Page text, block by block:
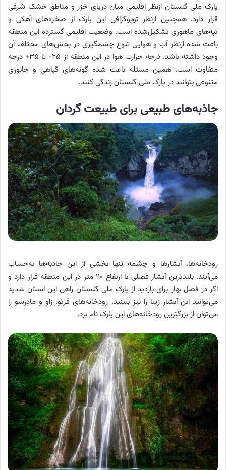
پارک ملی گلستان ازنظر اقلیمی میان دریای خزر و مناطق خشک شرقی
قرار دارد. همچنین ازنظر توپوگرافی این پارک از صخره‌های آهکی و
تپه‌های ماهوری تشکیل‌شده است. وضعیت اقلیمی گسترده این منطقه
باعث شده ازنظر آب و هوایی تنوع چشمگیری در بخش‌های مختلف آن
وجود داشته باشد. درجه حرارت هوا در این منطقه از ۲۵- تا ۳۵+ درجه
متفاوت است. همین مسئله باعث شده گونه‌های گیاهی و جانوری
متنوعی بتوانند در پارک ملی گلستان زندگی کنند.
جاذبه‌های طبیعی برای طبیعت گردان
رودخانه‌ها، آبشارها و چشمه تنها بخشی از این جاذبه‌ها به‌حساب
می‌آیند. بلندترین آبشار فصلی با ارتفاع ۱۱۰ متر در این منطقه قرار دارد و
اگر در فصل بهار برای بازدید از پارک ملی گلستان راهی این استان شدید
می‌توانید ابن آبشار زیبا را نیز ببینید. رودخانه‌های قرتو، زاو و مادرسو را
می‌توان از بزرگترین رودخانه‌های این پارک نام برد.